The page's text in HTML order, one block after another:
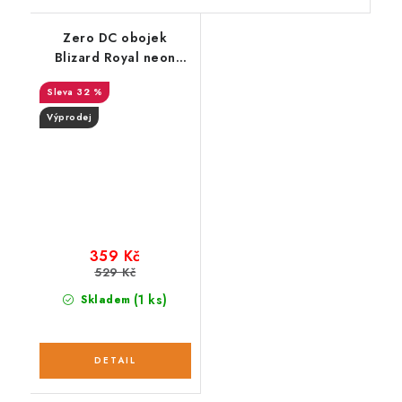
Zero DC obojek
Blizard Royal neon
zelený
32 %
Výprodej
Skladem (1 ks)
359 Kč
529 Kč